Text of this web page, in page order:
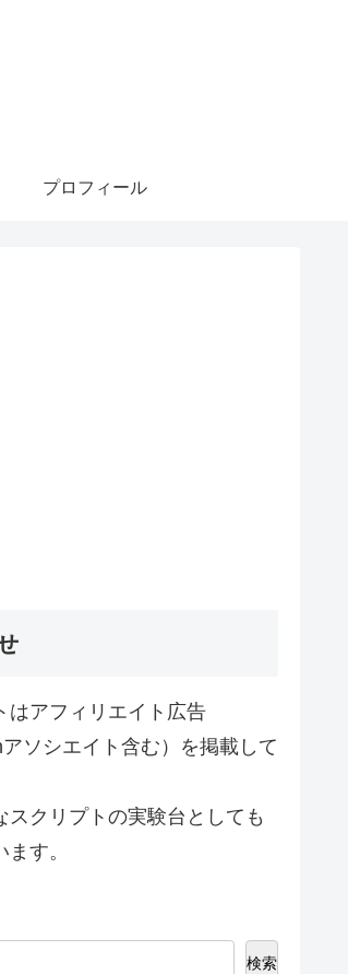
プロフィール
はアフィリエイト広告
アソシエイト含む）を掲載して
スクリプトの実験台としても
す。
検索